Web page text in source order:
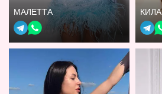
МАЛЕТТА КИЛА